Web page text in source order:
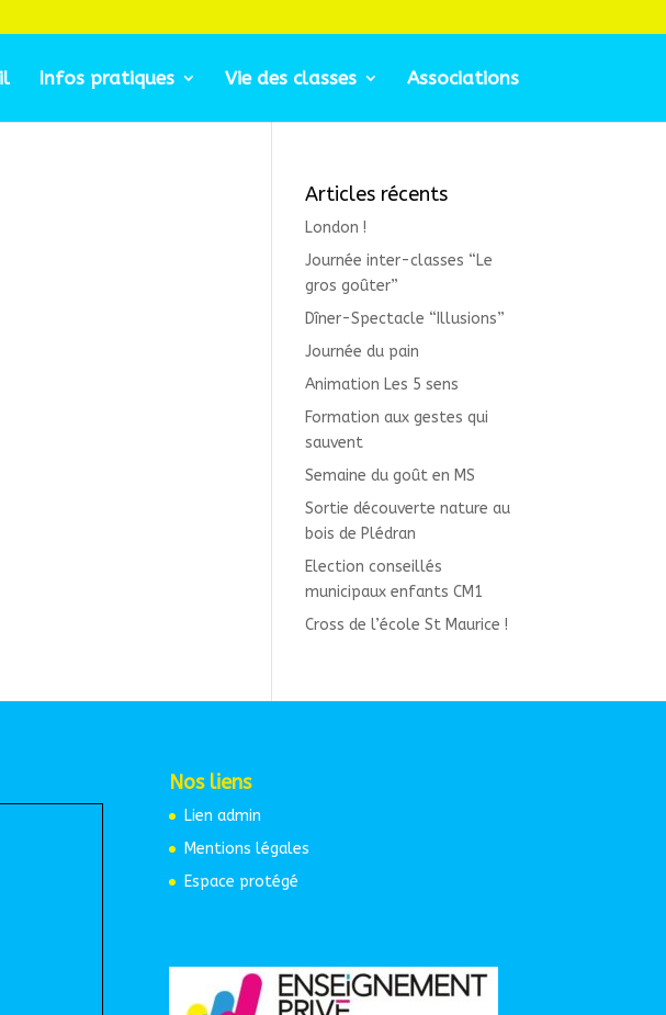
Infos pratiques Vie des classes Associations
Articles récents
London !
Journée inter-classes “Le
gros goûter”
Dîner-Spectacle “Illusions”
Journée du pain
Animation Les 5 sens
Formation aux gestes qui
sauvent
Semaine du goût en MS
Sortie découverte nature au
bois de Plédran
Election conseillés
municipaux enfants CM1
Cross de l’école St Maurice !
Nos liens
Lien admin
Mentions légales
Espace protégé